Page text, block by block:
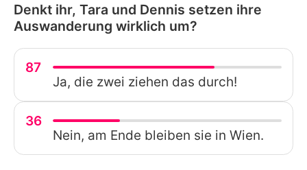
Denkt ihr, Tara und Dennis setzen ihre
Auswanderung wirklich um?
87
Ja, die zwei ziehen das durch!
36
Nein, am Ende bleiben sie in Wien.